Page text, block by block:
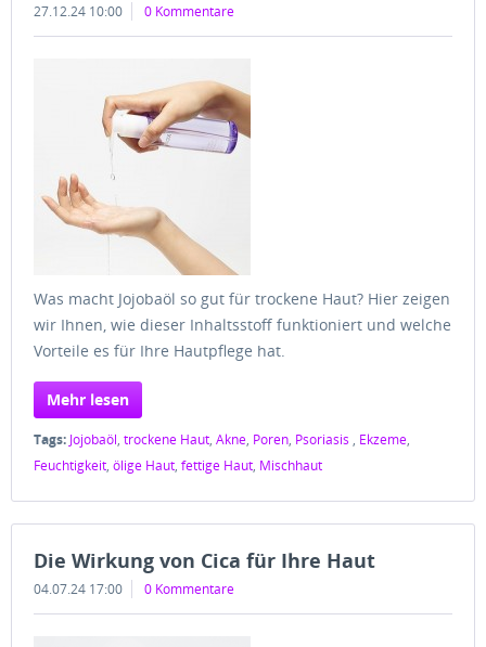
27.12.24 10:00 0 Kommentare
Was macht Jojobaöl so gut für trockene Haut? Hier zeigen
wir Ihnen, wie dieser Inhaltsstoff funktioniert und welche
Vorteile es für Ihre Hautpflege hat.
Mehr lesen
Tags: Jojobaöl, trockene Haut, Akne, Poren, Psoriasis , Ekzeme,
Feuchtigkeit, ölige Haut, fettige Haut, Mischhaut
Die Wirkung von Cica für Ihre Haut
04.07.24 17:00 0 Kommentare